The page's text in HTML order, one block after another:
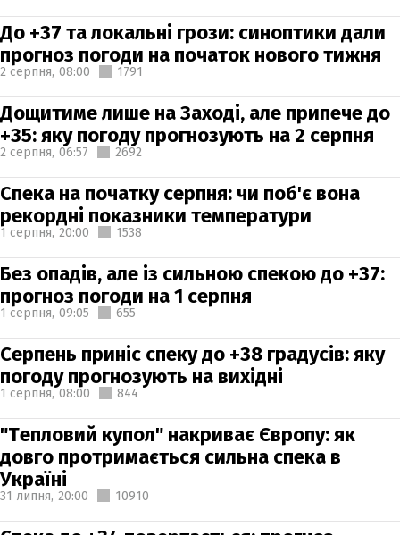
До +37 та локальні грози: синоптики дали
прогноз погоди на початок нового тижня
2 серпня, 08:00 1791
Дощитиме лише на Заході, але припече до
+35: яку погоду прогнозують на 2 серпня
2 серпня, 06:57 2692
Спека на початку серпня: чи поб'є вона
рекордні показники температури
1 серпня, 20:00 1538
Без опадів, але із сильною спекою до +37:
прогноз погоди на 1 серпня
1 серпня, 09:05 655
Серпень приніс спеку до +38 градусів: яку
погоду прогнозують на вихідні
1 серпня, 08:00 844
"Тепловий купол" накриває Європу: як
довго протримається сильна спека в
Україні
31 липня, 20:00 10910